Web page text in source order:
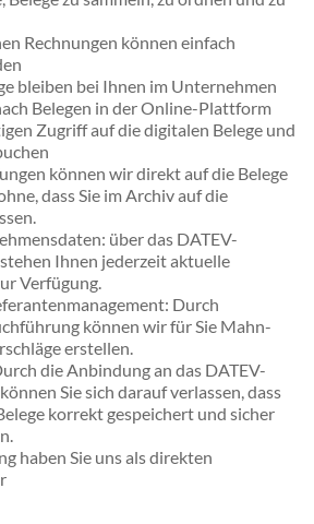
Rechnungen können einfach
bleiben bei Ihnen im Unternehmen
Belegen in der Online-Plattform
Zugriff auf die digitalen Belege und
können wir direkt auf die Belege
dass Sie im Archiv auf die
über das DATEV-
Ihnen jederzeit aktuelle
Verfügung.
Durch
können wir für Sie Mahn-
erstellen.
die Anbindung an das DATEV-
Sie sich darauf verlassen, dass
korrekt gespeichert und sicher
haben Sie uns als direkten